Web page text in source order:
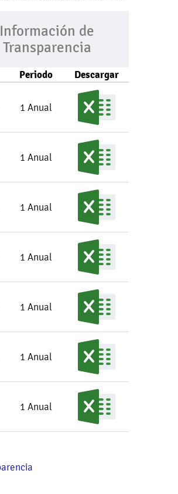
Información de
Transparencia
Periodo Descargar
1 Anual
1 Anual
1 Anual
1 Anual
1 Anual
1 Anual
1 Anual